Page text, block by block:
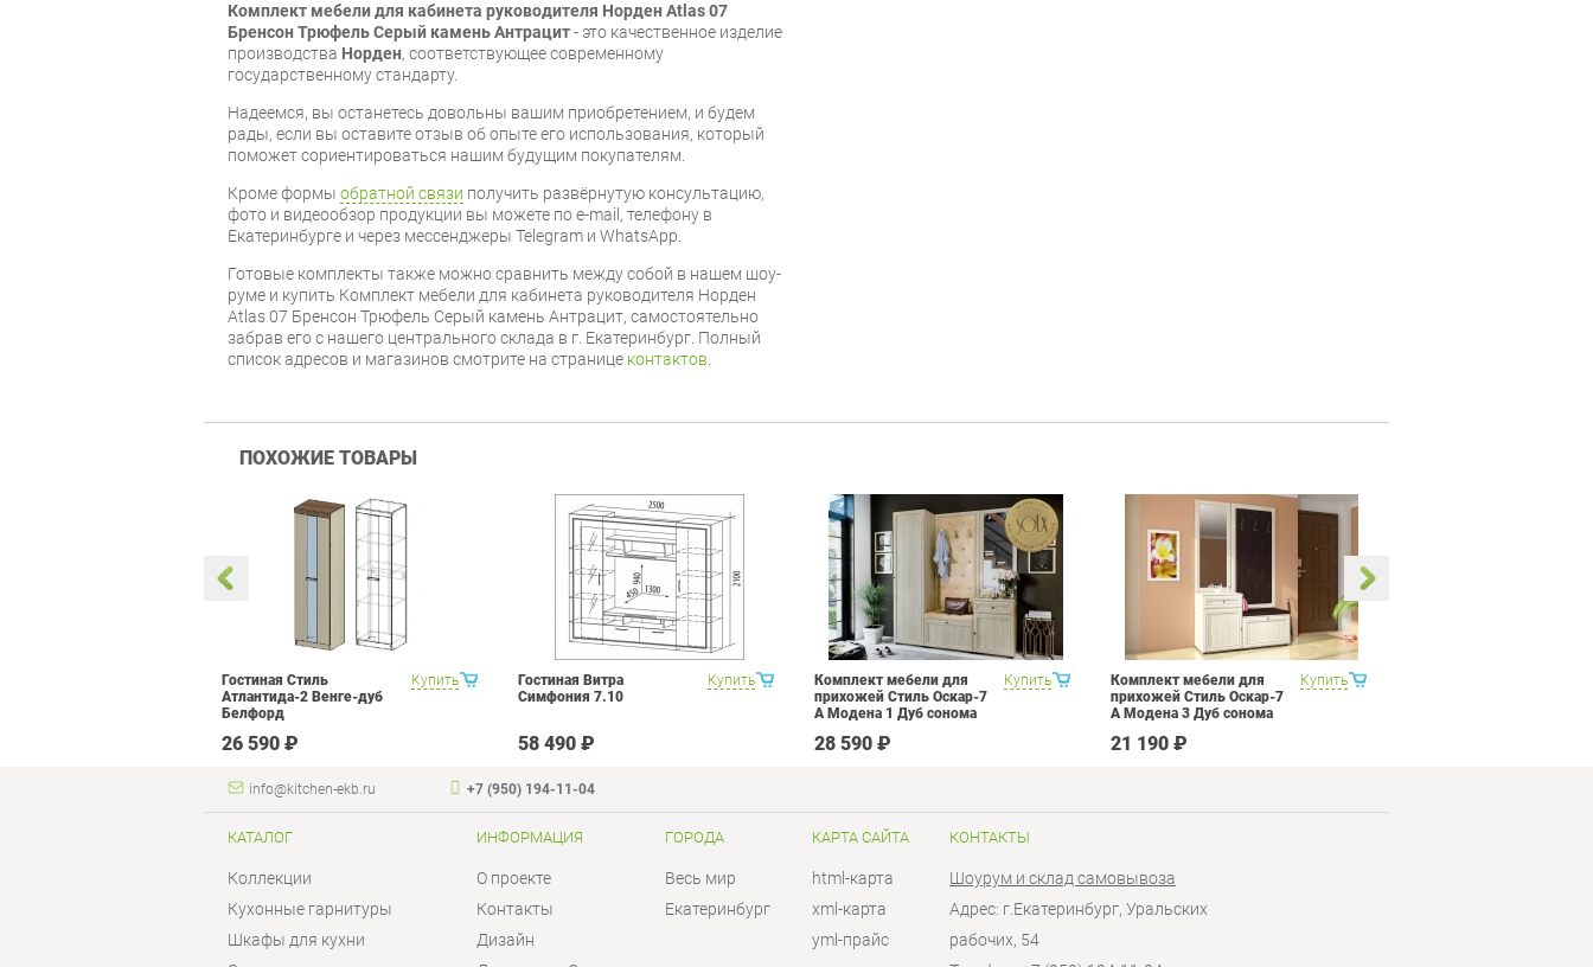
Комплект мебели для кабинета руководителя Норден Atlas 07
Бренсон Трюфель Серый камень Антрацит- это качественное изделие
производства Норден, соответствующее современному
государственному стандарту.
Надеемся, вы останетесь довольны вашим приобретением, и будем
рады, если вы оставите отзыв об опыте его использования, который
поможет сориентироваться нашим будущим покупателям.
Кроме формы обратной связи получить развёрнутую консультацию,
фото и видеообзор продукции вы можете по e-mail, телефону в
Екатеринбурге и через мессенджеры Telegram и WhatsApp.
Готовые комплекты также можно сравнить между собой в нашем шоу-
руме и купить Комплект мебели для кабинета руководителя Норден
Atlas 07 Бренсон Трюфель Серый камень Антрацит, самостоятельно
забрав его с нашего центрального склада в г. Екатеринбург. Полный
список адресов и магазинов смотрите на странице контактов.
ПОХОЖИЕ ТОВАРЫ
Купить
Гостиная Стиль
Атлантида-2 Венге-дуб
Белфорд
26 590 ₽
Купить
Гостиная Витра
Симфония 7.10
58 490 ₽
Купить
Комплект мебели для
прихожей Стиль Оскар-7
А Модена 1 Дуб сонома
28 590 ₽
Купить
Комплект мебели для
прихожей Стиль Оскар-7
А Модена 3 Дуб сонома
21 190 ₽
info@kitchen-ekb.ru +7 (950) 194-11-04
КАТАЛОГ
Коллекции
Кухонные гарнитуры
Шкафы для кухни
ИНФОРМАЦИЯ
О проекте
Контакты
Дизайн
ГОРОДА
Весь мир
Екатеринбург
КАРТА САЙТА
html-карта
xml-карта
yml-прайс
КОНТАКТЫ
Шоурум и склад самовывоза
Адрес: г.Екатеринбург, Уральских
рабочих, 54